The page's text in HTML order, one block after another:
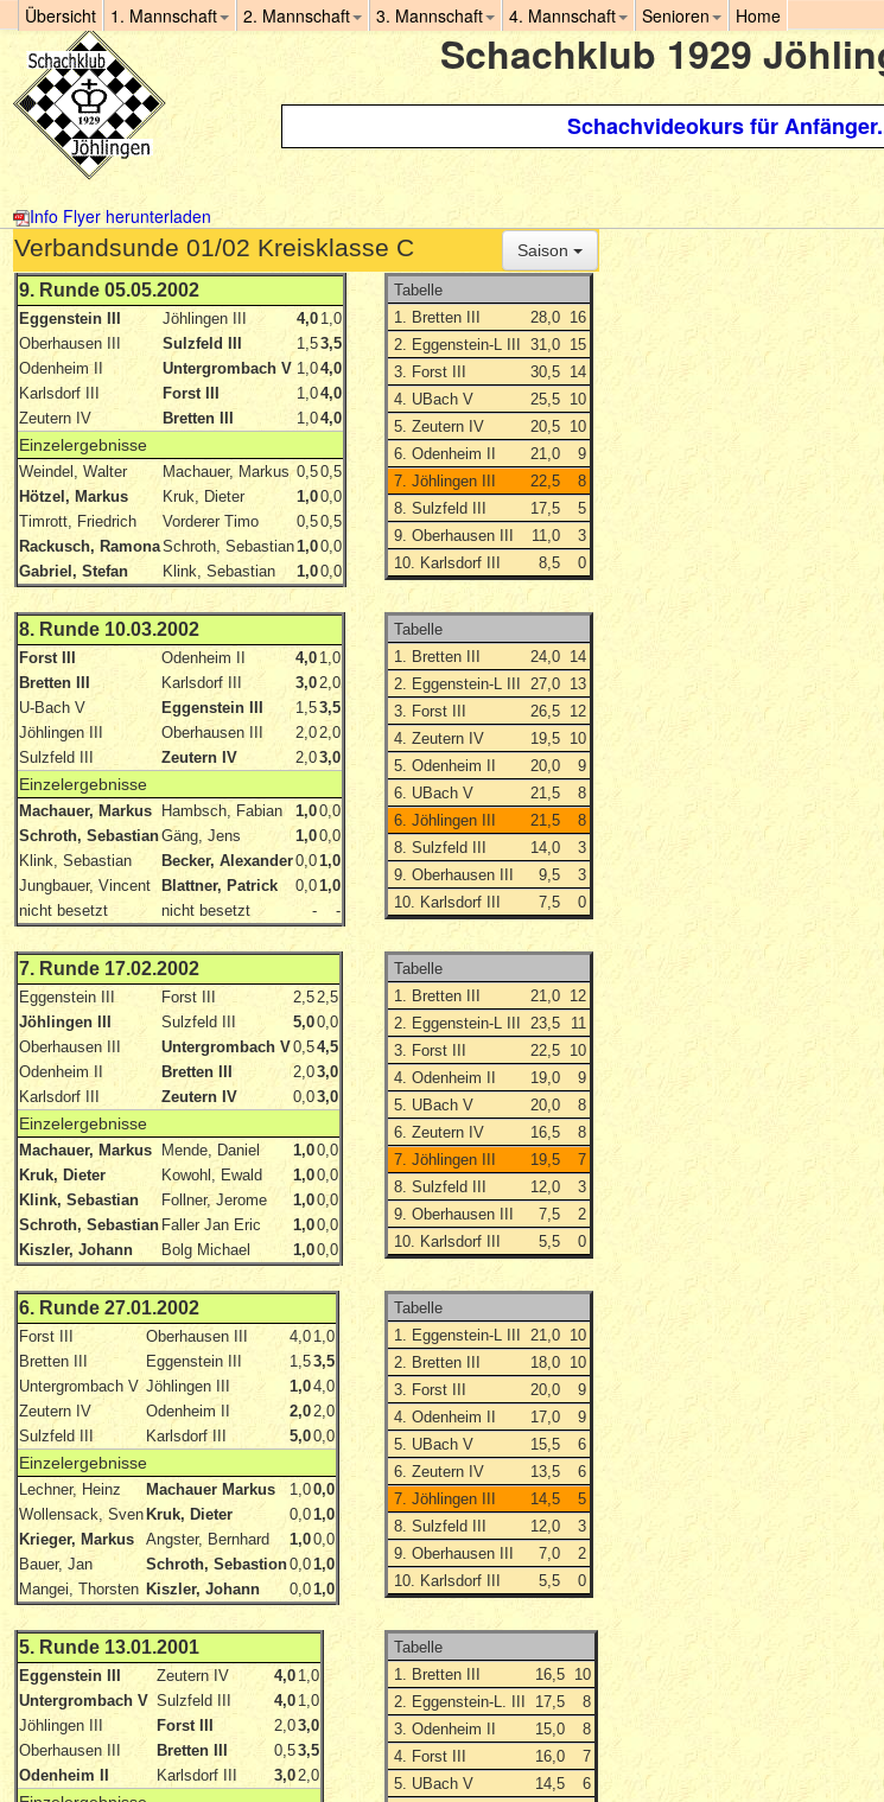
Info Flyer herunterladen
Schachklub 1929
Schachvideokurs für
Verbandsunde 01/02 Kreisklasse C Saison
9. Runde 05.05.2002
Eggenstein III Jöhlingen III 4,0 1,0
Oberhausen III
Sulzfeld III 1,53,5
Odenheim II
Untergrombach V 1,04,0
Karlsdorf III
Forst III 1,04,0
Zeutern IV
Bretten III 1,04,0
Einzelergebnisse
Weindel, Walter Machauer, Markus 0,50,5
Hötzel, Markus
Kruk, Dieter 1,00,0
Timrott, Friedrich
Vorderer Timo 0,50,5
Rackusch, RamonaSchroth, Sebastian1,00,0
Gabriel, Stefan
Klink, Sebastian 1,00,0
Tabelle
1. Bretten III
28,0 16
2. Eggenstein-L III
31,0 15
3. Forst III
30,5 14
4. UBach V
25,5 10
5. Zeutern IV
20,5 10
6. Odenheim II
21,0
9
7. Jöhlingen III
22,5
8
8. Sulzfeld III
17,5
5
9. Oberhausen III
11,0
3
10. Karlsdorf III
8,5 0
8. Runde 10.03.2002
Forst III Odenheim II 4,0 1,0
Bretten III
Karlsdorf III 3,0 2,0
U-Bach V
Eggenstein III 1,53,5
Jöhlingen III
Oberhausen III 2,02,0
Sulzfeld III
Zeutern IV 2,03,0
Einzelergebnisse
Machauer, Markus Hambsch, Fabian 1,00,0
Schroth, SebastianGäng, Jens 1,00,0
Klink, Sebastian
Becker, Alexander0,0 1,0
Jungbauer, Vincent
Blattner, Patrick 0,0 1,0
nicht besetzt
nicht besetzt - -
Tabelle
1. Bretten III
24,0 14
2. Eggenstein-L III
27,0 13
3. Forst III
26,5 12
4. Zeutern IV
19,5 10
5. Odenheim II
20,0
9
6. UBach V
21,5
8
6. Jöhlingen III
21,5
8
8. Sulzfeld III
14,0
3
9. Oberhausen III
9,5
3
10. Karlsdorf III
7,5 0
7. Runde 17.02.2002
Eggenstein III Forst III 2,5 2,5
Jöhlingen III
Sulzfeld III 5,00,0
Oberhausen III
Untergrombach V0,54,5
Odenheim II
Bretten III 2,03,0
Karlsdorf III
Zeutern IV 0,03,0
Einzelergebnisse
Machauer, Markus Mende, Daniel 1,00,0
Kruk, Dieter
Kowohl, Ewald 1,00,0
Klink, Sebastian
Follner, Jerome 1,00,0
Schroth, Sebastian Faller Jan Eric 1,00,0
Kiszler, Johann
Bolg Michael 1,00,0
Tabelle
1. Bretten III
21,0 12
2. Eggenstein-L III
23,5
11
3. Forst III
22,5 10
4. Odenheim II
19,0
9
5. UBach V
20,0
8
6. Zeutern IV
16,5
8
7. Jöhlingen III
19,5
7
8. Sulzfeld III
12,0
3
9. Oberhausen III
7,5
2
10. Karlsdorf III
5,5 0
6. Runde 27.01.2002
Forst III Oberhausen III 4,0 1,0
Bretten III
Eggenstein III 1,53,5
Untergrombach V Jöhlingen III 1,04,0
Zeutern IV
Odenheim II 2,0 2,0
Sulzfeld III
Karlsdorf III 5,00,0
Einzelergebnisse
Lechner, Heinz Machauer Markus 1,00,0
Wollensack, SvenKruk, Dieter 0,0 1,0
Krieger, Markus
Angster, Bernhard 1,00,0
Bauer, Jan
Schroth, Sebastion0,01,0
Mangei, Thorsten Kiszler, Johann 0,0 1,0
Tabelle
1. Eggenstein-L III
21,0 10
2. Bretten III
18,0 10
3. Forst III
20,0
9
4. Odenheim II
17,0
9
5. UBach V
15,5
6
6. Zeutern IV
13,5
6
7. Jöhlingen III
14,5
5
8. Sulzfeld III
12,0
3
9. Oberhausen III
7,0
2
10. Karlsdorf III
5,5 0
5. Runde 13.01.2001
Eggenstein III Zeutern IV 4,0 1,0
Untergrombach V Sulzfeld III 4,0 1,0
Jöhlingen III
Forst III 2,03,0
Oberhausen III
Bretten III 0,53,5
Odenheim II
Karlsdorf III 3,02,0
Tabelle
1. Bretten III
16,5 10
2. Eggenstein-L. III
17,5
8
3. Odenheim II
15,0
8
4. Forst III
16,0
7
5. UBach V
14,5
6
Übersicht 1. Mannschaft 2. Mannschaft 3. Mannschaft 4. Mannschaft Senioren Home